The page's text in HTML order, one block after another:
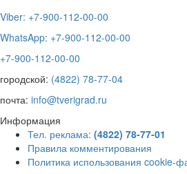
Viber: +7-900-112-00-00
WhatsApp: +7-900-112-00-00
+7-900-112-00-00
городской: (4822) 78-77-04
почта: info@tverigrad.ru
Информация
Тел. реклама: (4822) 78-77-01
Правила комментирования
Политика использования cookie-